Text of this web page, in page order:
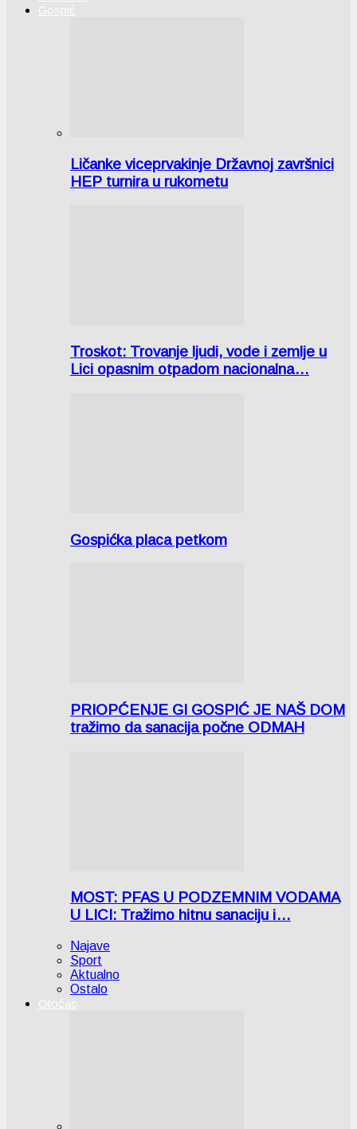
Gospić
Ličanke viceprvakinje Državnoj završnici
HEP turnira u rukometu
Troskot: Trovanje ljudi, vode i zemlje u
Lici opasnim otpadom nacionalna…
Gospićka placa petkom
PRIOPĆENJE GI GOSPIĆ JE NAŠ DOM
tražimo da sanacija počne ODMAH
MOST: PFAS U PODZEMNIM VODAMA
U LICI: Tražimo hitnu sanaciju i…
Najave
Sport
Aktualno
Ostalo
Otočac